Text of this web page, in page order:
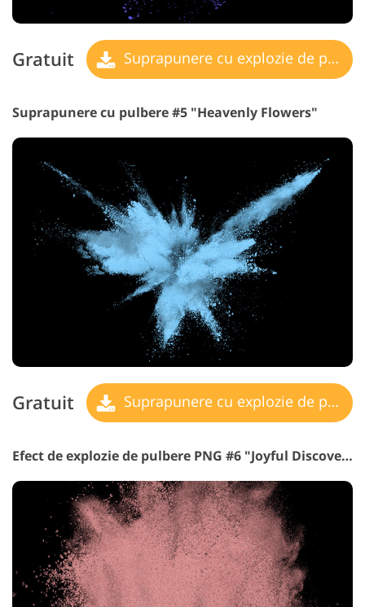
Gratuit Suprapunere cu explozie de pulbere
Suprapunere cu pulbere #5 "Heavenly Flowers"
Gratuit Suprapunere cu explozie de pulbere
Efect de explozie de pulbere PNG #6 "Joyful Discoveries"